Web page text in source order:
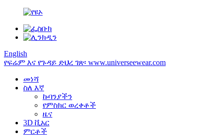
English
የፍሬም እና የጉዳይ ድህረ ገጽ፡ www.universeewear.com
መነሻ
ስለ እኛ
ኩባንያችን
የምስክር ወረቀቶች
ዜና
3D ቪአር
ምርቶች